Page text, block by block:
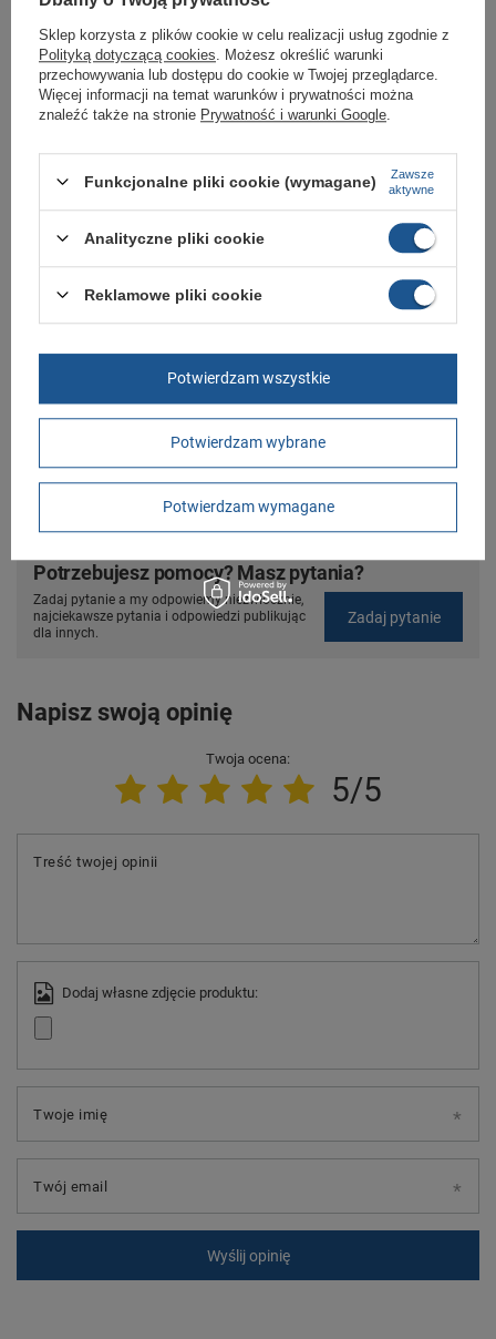
Kolor czarny
GWARANCJA
Czas na reklamację z tytułu rękojmi
Adres do reklamacji
Kościuszki 27b
85-079 Bydgoszcz
Zobacz również
Buty sportowe Reebok Skycush [BS6715]
89,00 zł / szt.
Buty sportowe Reebok Royal Charm [DV3816]
99,00 zł / szt.
Potrzebujesz pomocy? Masz pytania?
Zadaj pytanie a my odpowiemy niezwłocznie,
najciekawsze pytania i odpowiedzi publikując
dla innych.
Zadaj pytanie
Napisz swoją opinię
Twoja ocena:
5/5
Treść twojej opinii
Dodaj własne zdjęcie produktu:
Twoje imię
Twój email
Wyślij opinię
Sklep korzysta z plików cookie w celu realizacji usług zgodnie z
Polityką dotyczącą cookies . Możesz określić warunki
przechowywania lub dostępu do cookie w Twojej przeglądarce.
Więcej informacji na temat warunków i prywatności można
znaleźć także na stronie Prywatność i warunki Google
Funkcjonalne pliki cookie (wymagane)
Zawsze
aktywne
Analityczne pliki cookie
Reklamowe pliki cookie
Potwierdzam wybrane
Potwierdzam wymagane
Potwierdzam wszystkie